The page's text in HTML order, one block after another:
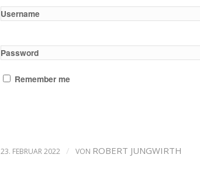
Username
Password
Remember me
23. FEBRUAR 2022 / VON ROBERT JUNGWIRTH